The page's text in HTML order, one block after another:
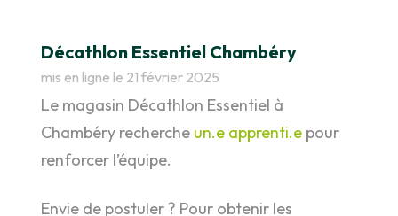
Décathlon Essentiel Chambéry
mis en ligne le 21 février 2025
Le magasin Décathlon Essentiel à
Chambéry recherche un.e apprenti.e pour
renforcer l’équipe.
Envie de postuler ? Pour obtenir les